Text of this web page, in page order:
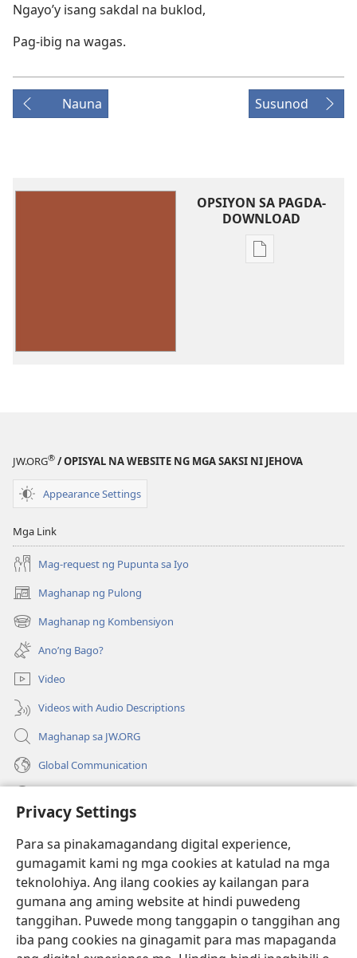
Privacy Settings
Para sa pinakamagandang digital experience,
gumagamit kami ng mga cookies at katulad na mga
teknolohiya. Ang ilang cookies ay kailangan para
gumana ang aming website at hindi puwedeng
tanggihan. Puwede mong tanggapin o tanggihan ang
iba pang cookies na ginagamit para mas mapaganda
Ngayo’y isang sakdal na buklod,
Pag-ibig na wagas.
Nauna Susunod
OPSIYON SA PAGDA-
DOWNLOAD
Opsiyon
Jehova
JW.ORG® / OPISYAL NA WEBSITE NG MGA SAKSI NI JEHOVA
Appearance Settings
Mga Link
Mag-request ng Pupunta sa Iyo
Maghanap ng Pulong
(may
bubukas
na
bagong
window)
Maghanap ng Kombensiyon
(may
bubukas
na
bagong
window)
Ano’ng Bago?
Video
Videos with Audio Descriptions
Maghanap sa JW.ORG
Global Communication
(may
na
bagong
window)
Watchtower ONLINE LIBRARY™
(may
bubukas
na
bagong
window)
JW Hub ®
(may
bubukas
JW Library ®